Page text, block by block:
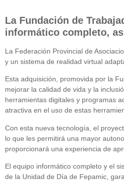
La Fundación de
informático completo,
La Federación Provincial de
y un sistema de realidad virtual
Esta adquisición, promovida por la
mejorar la calidad de vida y la
herramientas digitales y programas
atractiva en el uso de estas
Con esta nueva tecnología, el
lo que les permitirá una mayor
proporcionará una experiencia de
El equipo informático completo y el
de la Unidad de Día de Fepamic,